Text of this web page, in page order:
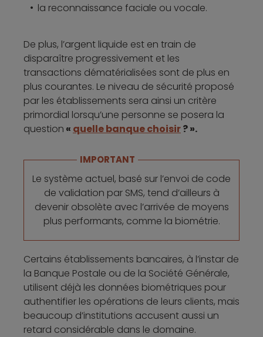
la reconnaissance faciale ou vocale.
De plus, l’argent liquide est en train de
disparaître progressivement et les
transactions dématérialisées sont de plus en
plus courantes. Le niveau de sécurité proposé
par les établissements sera ainsi un critère
primordial lorsqu’une personne se posera la
question « quelle banque choisir? ».
IMPORTANT
Le système actuel, basé sur l’envoi de code
de validation par SMS, tend d’ailleurs à
devenir obsolète avec l’arrivée de moyens
plus performants, comme la biométrie.
Certains établissements bancaires, à l’instar de
la Banque Postale ou de la Société Générale,
utilisent déjà les données biométriques pour
authentifier les opérations de leurs clients, mais
beaucoup d’institutions accusent aussi un
retard considérable dans le domaine.